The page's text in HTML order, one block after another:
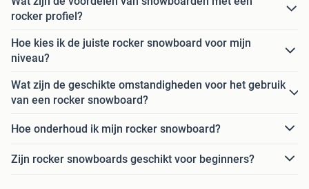
rocker profiel?
Hoe kies ik de juiste rocker snowboard voor mijn
niveau?
Wat zijn de geschikte omstandigheden voor het gebruik
van een rocker snowboard?
Hoe onderhoud ik mijn rocker snowboard?
Zijn rocker snowboards geschikt voor beginners?